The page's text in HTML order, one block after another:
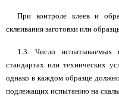
При контроле клеев и
склеивания заготовки или
1.3. Число испытываемых
стандартах или технических
однако в каждом образце
подлежащих испытанию на